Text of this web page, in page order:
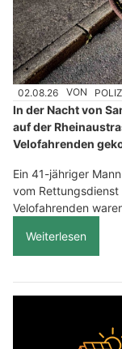
02.08.26 VON
In der Nacht von
auf der
Velofahrenden
Ein 41-jähriger
vom
Velofahrenden
Weiterlesen